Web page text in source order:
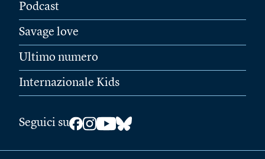
Podcast
Savage love
Ultimo numero
Internazionale Kids
Seguici su